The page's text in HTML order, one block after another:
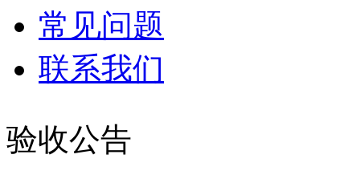
常见问题
联系我们
验收公告